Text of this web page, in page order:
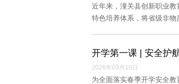
近年来，潼关县创新职业
特色培养体系，将省级非物
开学第一课 | 安全护
2026年03月10日
为全面落实春季开学安全